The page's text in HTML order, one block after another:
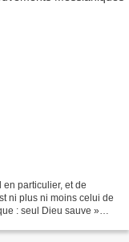
en particulier, et de
ni plus ni moins celui de
: seul Dieu sauve »